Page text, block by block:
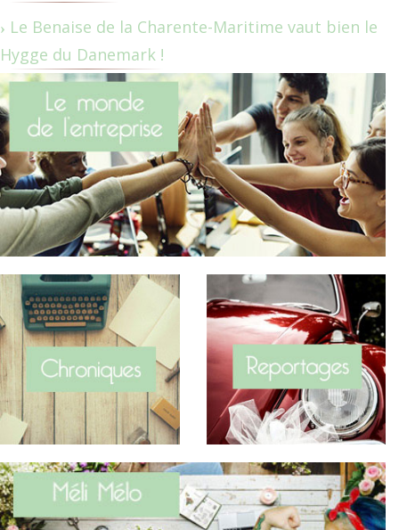
Le Benaise de la Charente-Maritime vaut bien le
Hygge du Danemark !